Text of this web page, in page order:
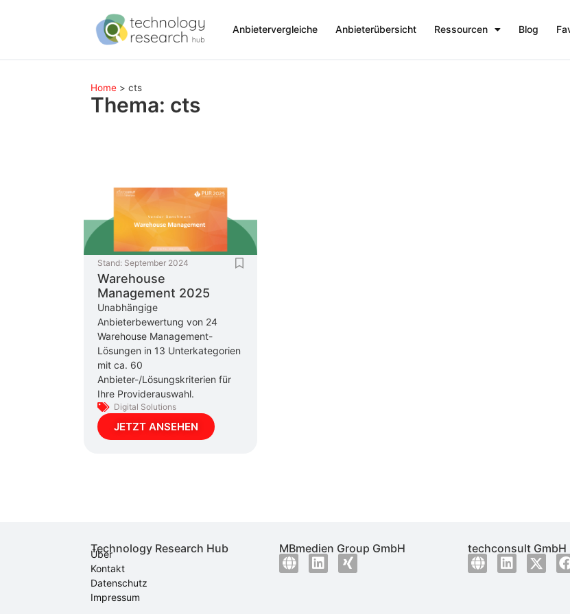
Anbietervergleiche Anbieterübersicht Ressourcen Blog
Home > cts
Thema: cts
Stand: September 2024
Warehouse
Management 2025
Unabhängige
Anbieterbewertung von 24
Warehouse Management-
Lösungen in 13 Unterkategorien
mit ca. 60
Anbieter-/Lösungskriterien für
Ihre Providerauswahl.
Digital Solutions
JETZT ANSEHEN
Technology Research Hub
Über
Kontakt
Datenschutz
Impressum
MBmedien Group GmbH techconsult GmbH